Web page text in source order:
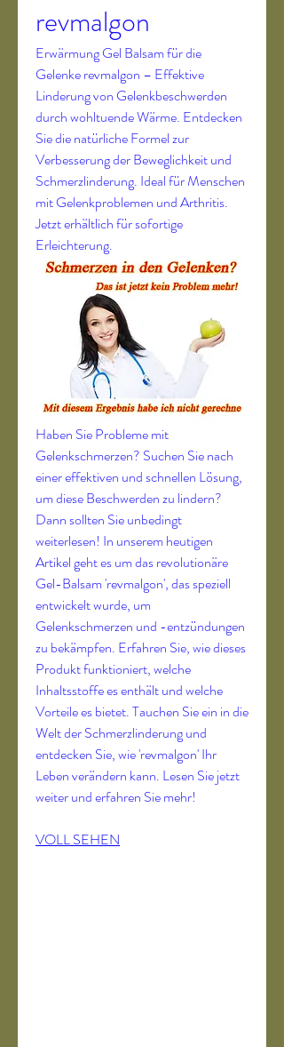
revmalgon
Erwärmung Gel Balsam für die
Gelenke revmalgon – Effektive
Linderung von Gelenkbeschwerden
durch wohltuende Wärme. Entdecken
Sie die natürliche Formel zur
Verbesserung der Beweglichkeit und
Schmerzlinderung. Ideal für Menschen
mit Gelenkproblemen und Arthritis.
Jetzt erhältlich für sofortige
Erleichterung.
Haben Sie Probleme mit
Gelenkschmerzen? Suchen Sie nach
einer effektiven und schnellen Lösung,
um diese Beschwerden zu lindern?
Dann sollten Sie unbedingt
weiterlesen! In unserem heutigen
Artikel geht es um das revolutionäre
Gel-Balsam 'revmalgon', das speziell
entwickelt wurde, um
Gelenkschmerzen und -entzündungen
zu bekämpfen. Erfahren Sie, wie dieses
Produkt funktioniert, welche
Inhaltsstoffe es enthält und welche
Vorteile es bietet. Tauchen Sie ein in die
Welt der Schmerzlinderung und
entdecken Sie, wie 'revmalgon' Ihr
Leben verändern kann. Lesen Sie jetzt
weiter und erfahren Sie mehr!
VOLL SEHEN